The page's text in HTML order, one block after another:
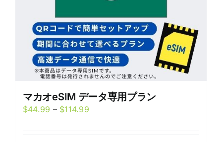
マカオeSIM データ専用プラン
$44.99 – $114.99Price